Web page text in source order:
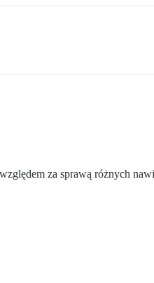
za sprawą różnych